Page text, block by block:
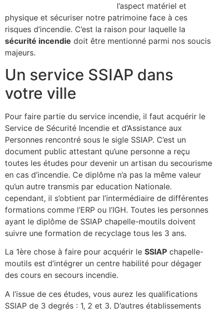
l’aspect matériel et
physique et sécuriser notre patrimoine face à ces
risques d’incendie. C’est la raison pour laquelle la
sécurité incendie doit être mentionné parmi nos soucis
majeurs.
Un service SSIAP dans
votre ville
Pour faire partie du service incendie, il faut acquérir le
Service de Sécurité Incendie et d’Assistance aux
Personnes rencontré sous le sigle SSIAP. C’est un
document public attestant qu’une personne a reçu
toutes les études pour devenir un artisan du secourisme
en cas d’incendie. Ce diplôme n’a pas la même valeur
qu’un autre transmis par education Nationale.
cependant, il s’obtient par l’intermédiaire de différentes
formations comme l’ERP ou l’IGH. Toutes les personnes
ayant le diplôme de SSIAP chapelle-moutils doivent
suivre une formation de recyclage tous les 3 ans.
La 1ère chose à faire pour acquérir le SSIAP chapelle-
moutils est d’intégrer un centre habilité pour dégager
des cours en secours incendie.
A l’issue de ces études, vous aurez les qualifications
SSIAP de 3 degrés : 1, 2 et 3. D’autres établissements